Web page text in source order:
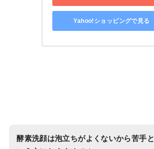
Yahoo!ショッピングで見る
酵素洗顔は泡立ちがよくないから苦手と